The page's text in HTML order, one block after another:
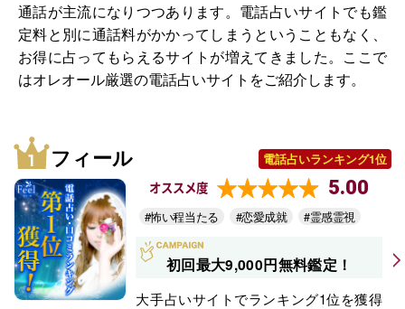
通話が主流になりつつあります。電話占いサイトでも鑑
定料と別に通話料がかかってしまうということもなく、
お得に占ってもらえるサイトが増えてきました。ここで
はオレオール厳選の電話占いサイトをご紹介します。
フィール 電話占いランキング1位
オススメ度 5.00
#怖い程当たる #恋愛成就 #霊感霊視
初回最大9,000円無料鑑定！
大手占いサイトでランキング1位を獲得